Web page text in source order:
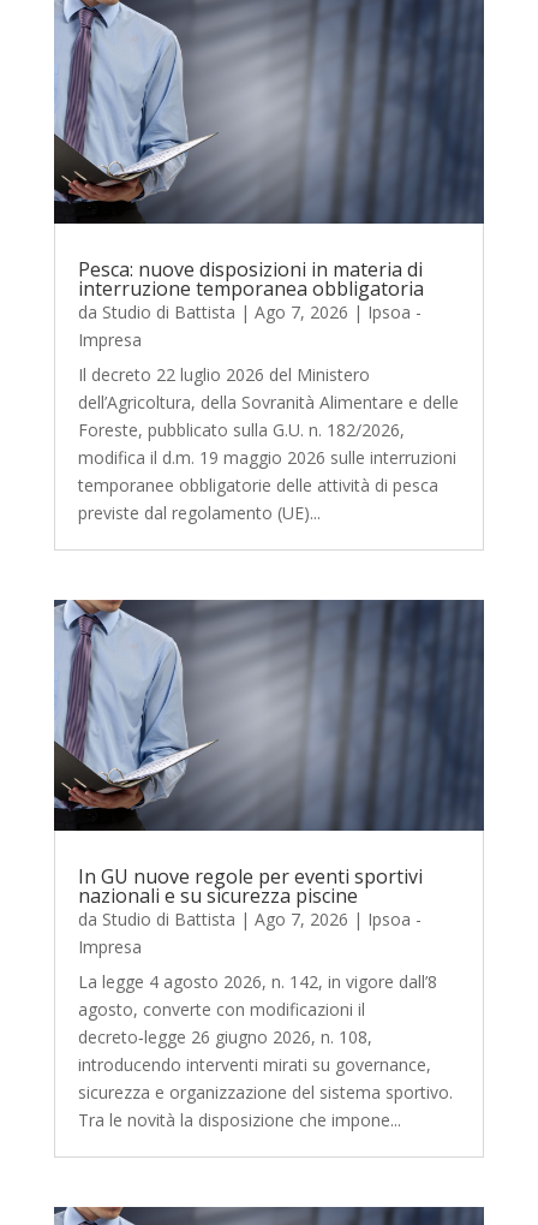
Pesca: nuove disposizioni in materia di
interruzione temporanea obbligatoria
da Studio di Battista | Ago 7, 2026 | Ipsoa -
Impresa
Il decreto 22 luglio 2026 del Ministero
dell’Agricoltura, della Sovranità Alimentare e delle
Foreste, pubblicato sulla G.U. n. 182/2026,
modifica il d.m. 19 maggio 2026 sulle interruzioni
temporanee obbligatorie delle attività di pesca
previste dal regolamento (UE)...
In GU nuove regole per eventi sportivi
nazionali e su sicurezza piscine
da Studio di Battista | Ago 7, 2026 | Ipsoa -
Impresa
La legge 4 agosto 2026, n. 142, in vigore dall’8
agosto, converte con modificazioni il
decreto‑legge 26 giugno 2026, n. 108,
introducendo interventi mirati su governance,
sicurezza e organizzazione del sistema sportivo.
Tra le novità la disposizione che impone...